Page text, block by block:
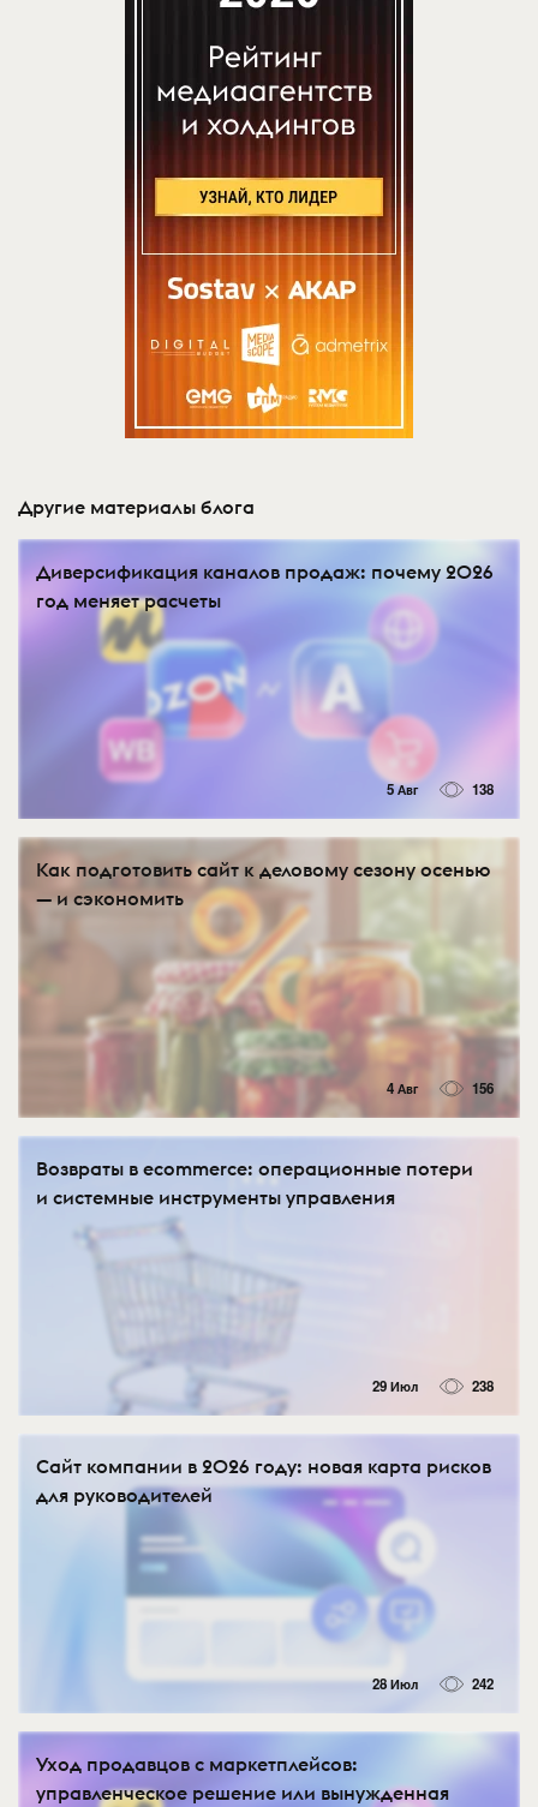
Другие материалы блога
Диверсификация каналов продаж: почему 2026
год меняет расчеты
5 Авг 138
Как подготовить сайт к деловому сезону осенью
— и сэкономить
4 Авг 156
Возвраты в ecommerce: операционные потери
и системные инструменты управления
29 Июл 238
Сайт компании в 2026 году: новая карта рисков
для руководителей
28 Июл 242
Уход продавцов с маркетплейсов:
управленческое решение или вынужденная